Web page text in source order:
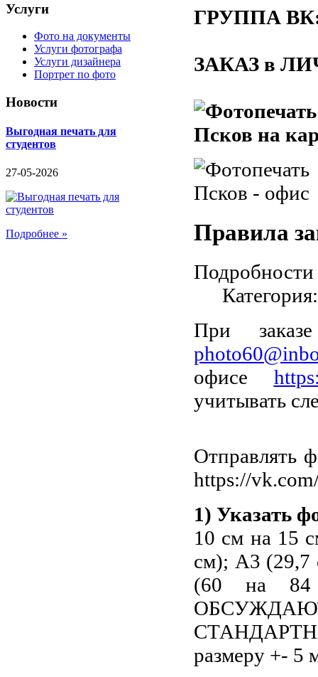
Услуги
Фото на документы
Услуги фотографа
Услуги дизайнера
Портрет по фото
Новости
Выгодная печать для
студентов
27-05-2026
Подробнее »
ГРУППА
ЗАКАЗ в
Правила
Подробности
При
офисе
учитывать
Отправлять
https://
1) Указать
10 см на 15
см); А3 (29,7
(60 на
размеру +- 5